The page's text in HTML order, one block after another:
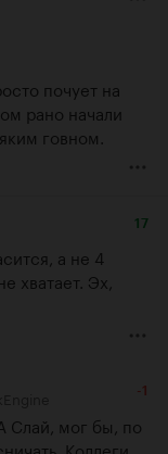
почует на
рано начали
говном.
17
а не 4
хватает. Эх,
-1
Слай, мог бы, по
Коллеги